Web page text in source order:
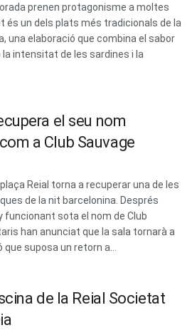
prenen protagonisme a moltes
és un dels plats més tradicionals de la
una elaboració que combina el sabor
intensitat de les sardines i la
el seu nom
a Club Sauvage
Reial torna a recuperar una de les
de la nit barcelonina. Després
funcionant sota el nom de Club
han anunciat que la sala tornarà a
suposa un retorn a...
de la Reial Societat